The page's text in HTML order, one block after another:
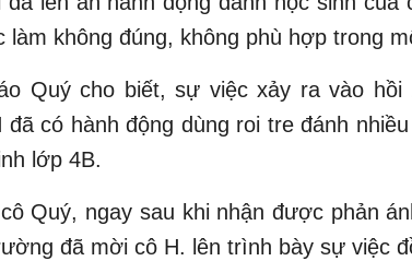
làm không đúng, không phù hợp trong
Quý cho biết, sự việc xảy ra vào hồi
đã có hành động dùng roi tre đánh
lớp 4B.
Quý, ngay sau khi nhận được phản
đã mời cô H. lên trình bày sự việc